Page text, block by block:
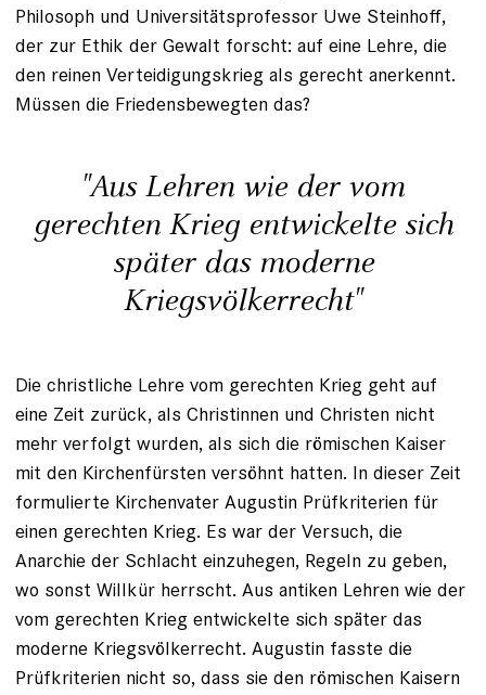
Philosoph und Universitätsprofessor Uwe Steinhoff,
der zur Ethik der Gewalt forscht: auf eine Lehre, die
den reinen Verteidigungskrieg als gerecht anerkennt.
Müssen die Friedensbewegten das?
"Aus Lehren wie der vom
gerechten Krieg entwickelte sich
später das moderne
Kriegsvölkerrecht"
Die christliche Lehre vom gerechten Krieg geht auf
eine Zeit zurück, als Christinnen und Christen nicht
mehr verfolgt wurden, als sich die römischen Kaiser
mit den Kirchenfürsten versöhnt hatten. In dieser Zeit
formulierte Kirchenvater Augustin Prüfkriterien für
einen gerechten Krieg. Es war der Versuch, die
Anarchie der Schlacht einzuhegen, Regeln zu geben,
wo sonst Willkür herrscht. Aus antiken Lehren wie der
vom gerechten Krieg entwickelte sich später das
moderne Kriegsvölkerrecht. Augustin fasste die
Prüfkriterien nicht so, dass sie den römischen Kaisern